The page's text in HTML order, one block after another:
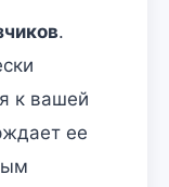
.
к вашей
ее